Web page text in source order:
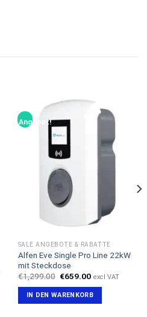
Angebot!
SALE ANGEBOTE & RABATTE
Alfen Eve Single Pro Line 22kW
mit Steckdose
€1,299.00 Ursprünglicher
war:
€1,299.00
€659.00Aktueller
ist:
€659.00.
excl VAT
IN DEN WARENKORB